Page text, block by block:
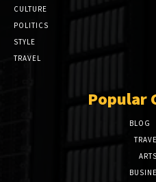
CULTURE
POLITICS
STYLE
TRAVEL
Popular
BLOG
ARTS